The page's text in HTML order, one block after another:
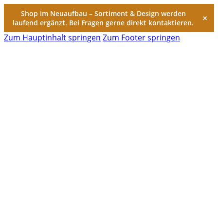
Shop im Neuaufbau – Sortiment & Design werden
laufend ergänzt. Bei Fragen gerne direkt kontaktieren.
×
Zum Hauptinhalt springen Zum Footer springen